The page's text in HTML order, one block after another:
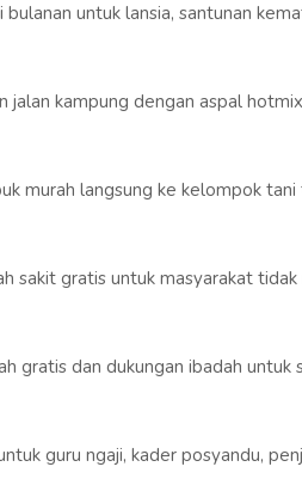
untuk lansia, santunan
jalan kampung dengan aspal
murah langsung ke kelompok
sakit gratis untuk masyarakat
gratis dan dukungan ibadah untuk
guru ngaji, kader posyandu,